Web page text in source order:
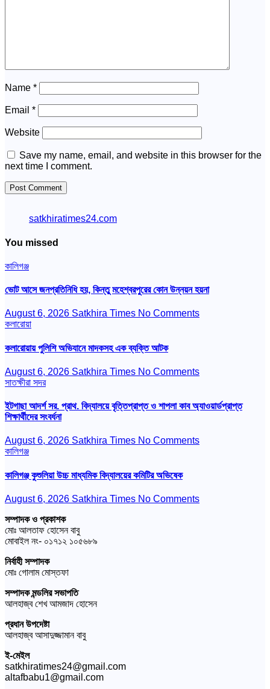
Name *
Email *
Website
Save my name, email, and website in this browser for the
next time I comment.
satkhiratimes24.com
You missed
কালিগঞ্জ
ভোট আসে জনপ্রতিনিধি হয়, কিন্তু মহেশ্বরপুরের কোন উন্নয়ন হয়না
August 6, 2026 Satkhira Times No Comments
কলারোয়া
কলারোয়ায় পুলিশি অভিযানে মাদকসহ এক ব্যক্তি আটক
August 6, 2026 Satkhira Times No Comments
সাতক্ষীরা সদর
ইটগাছা আদর্শ সর. প্রাথ. বিদ্যালয়ে বৃত্তিপ্রাপ্ত ও শাপলা কাব অ্যাওয়ার্ডপ্রাপ্ত
শিক্ষার্থীদের সংবর্ধনা
August 6, 2026 Satkhira Times No Comments
কালিগঞ্জ
কালিগঞ্জ কুশুলিয়া উচ্চ মাধ্যমিক বিদ্যালয়ের কমিটির অভিষেক
August 6, 2026 Satkhira Times No Comments
সম্পাদক ও প্রকাশক
মোঃ আলতাফ হোসেন বাবু
মোবাইল নং- ০১৭১২ ১০৫৬৮৯
নির্বাহী সম্পাদক
মোঃ গোলাম মোস্তফা
সম্পাদক মন্ডলির সভাপতি
আলহাজ্ব শেখ আমজাদ হোসেন
প্রধান উপদেষ্টা
আলহাজ্ব আসাদুজ্জামান বাবু
ই-মেইল
satkhiratimes24@gmail.com
altafbabu1@gmail.com